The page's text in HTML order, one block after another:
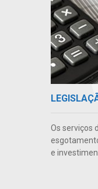
Os serviços
e